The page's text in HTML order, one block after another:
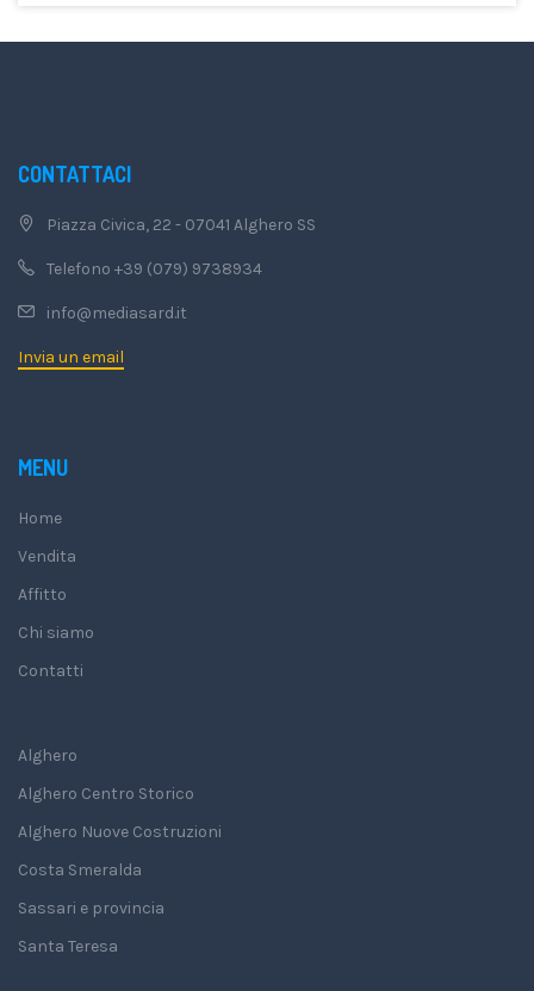
CONTATTACI
Piazza Civica, 22 - 07041 Alghero SS
Telefono +39 (079) 9738934
info@mediasard.it
Invia un email
MENU
Home
Vendita
Affitto
Chi siamo
Contatti
Alghero
Alghero Centro Storico
Alghero Nuove Costruzioni
Costa Smeralda
Sassari e provincia
Santa Teresa